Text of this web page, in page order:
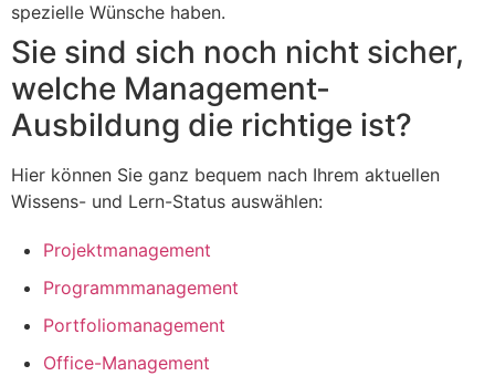
spezielle Wünsche haben.
Sie sind sich noch nicht sicher,
welche Management-
Ausbildung die richtige ist?
Hier können Sie ganz bequem nach Ihrem aktuellen
Wissens- und Lern-Status auswählen:
Projektmanagement
Programmmanagement
Portfoliomanagement
Office-Management